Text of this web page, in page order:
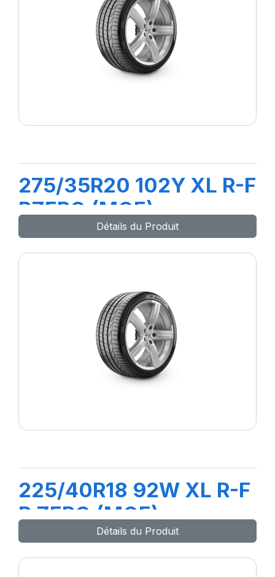
275/35R20 102Y XL R-F
PZERO (MOE)
Détails du Produit
225/40R18 92W XL R-F
P ZERO (MOE)
Détails du Produit